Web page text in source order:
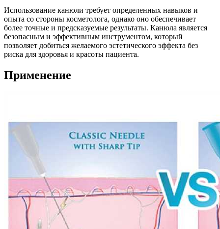
Использование канюли требует определенных навыков и
опыта со стороны косметолога, однако оно обеспечивает
более точные и предсказуемые результаты. Канюла является
безопасным и эффективным инструментом, который
позволяет добиться желаемого эстетического эффекта без
риска для здоровья и красоты пациента.
Применение